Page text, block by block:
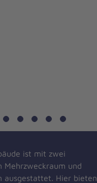
ist mit zwei
Mehrzweckraum und
ausgestattet. Hier bieten